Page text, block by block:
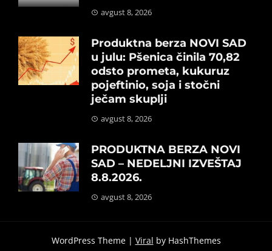
avgust 8, 2026
Produktna berza NOVI SAD
u julu: Pšenica činila 70,82
odsto prometa, kukuruz
pojeftinio, soja i stočni
ječam skuplji
avgust 8, 2026
PRODUKTNA BERZA NOVI
SAD – NEDELJNI IZVEŠTAJ
8.8.2026.
avgust 8, 2026
WordPress Theme | Viral by HashThemes